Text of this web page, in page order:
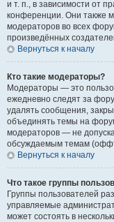
и т. п., в зависимости от
конференции. Они также
модераторов во всех
произведённых
Вернуться к началу
Кто такие модераторы?
Модераторы — это
ежедневно следят за
удалять сообщения,
объединять темы на
модераторов — не
обсуждаемым темам
Вернуться к началу
Что такое группы
Группы пользователей
управляемые
может состоять в